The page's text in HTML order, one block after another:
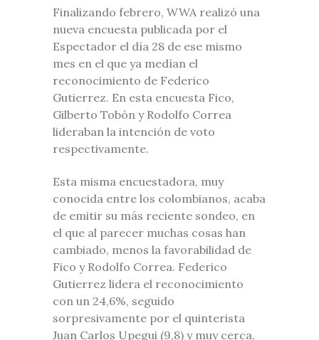
Finalizando febrero, WWA realizó una
nueva encuesta publicada por el
Espectador el día 28 de ese mismo
mes en el que ya medían el
reconocimiento de Federico
Gutierrez. En esta encuesta Fico,
Gilberto Tobón y Rodolfo Correa
lideraban la intención de voto
respectivamente.
Esta misma encuestadora, muy
conocida entre los colombianos, acaba
de emitir su más reciente sondeo, en
el que al parecer muchas cosas han
cambiado, menos la favorabilidad de
Fico y Rodolfo Correa. Federico
Gutierrez lidera el reconocimiento
con un 24,6%, seguido
sorpresivamente por el quinterista
Juan Carlos Upegui (9,8) y muy cerca,